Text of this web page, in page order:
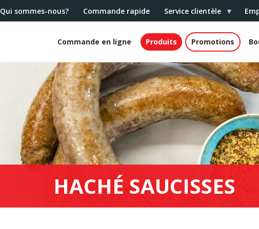
Qui sommes-nous? Commande rapide Service clientèle
White
header
Commande en ligne Produits Promotions
HACHÉ SAUCISSES